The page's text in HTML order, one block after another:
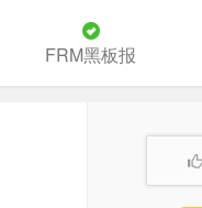
FRM黑板报